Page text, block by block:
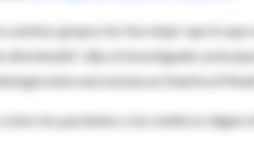
ambos grupos les fue mejor que lo que
disminuido", dijo el investigador
intervencionista en Stanford
los pacientes y los médicos eligen